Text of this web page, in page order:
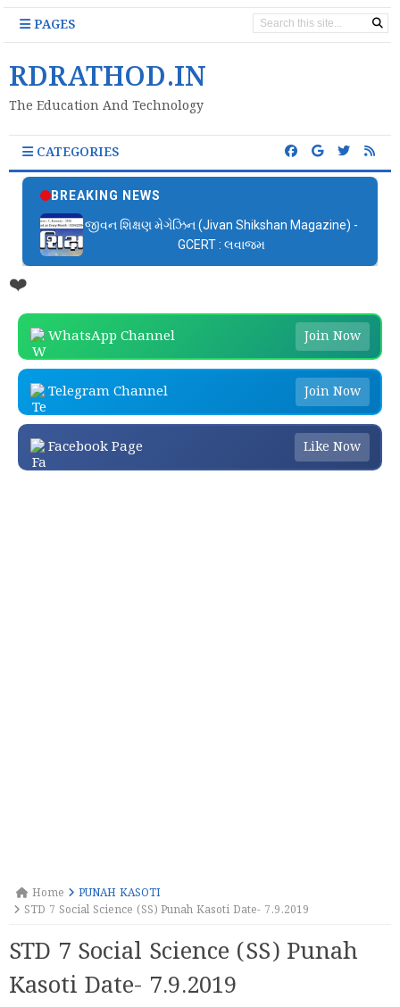
PAGES
RDRATHOD.IN
The Education And Technology
CATEGORIES
BREAKING NEWS
જીવન શિક્ષણ મેગેઝિન (Jivan Shikshan Magazine) -
GCERT : લવાજમ
❤️
WhatsApp Channel Join Now
Telegram Channel Join Now
Facebook Page Like Now
Home
PUNAH KASOTI
STD 7 Social Science (SS) Punah Kasoti Date- 7.9.2019
STD 7 Social Science (SS) Punah
Kasoti Date- 7.9.2019